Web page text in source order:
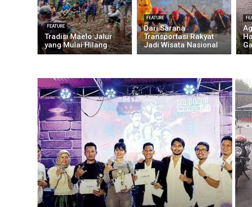
FEATURE
Tradisi Maelo Jalur
yang Mulai Hilang
FEATURE
Dari Sarana
Transportasi Rakyat
Jadi Wisata Nasional